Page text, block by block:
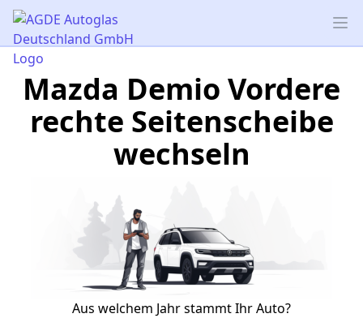
AGDE Autoglas Deutschland GmbH
Mazda Demio Vordere
rechte Seitenscheibe
wechseln
Aus welchem Jahr stammt Ihr Auto?